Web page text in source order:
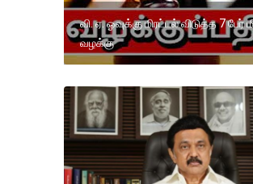
வி. ஏ. ஓவுக்கு மிரட்டல் விடுத்த 7 பேர்
வழக்கு